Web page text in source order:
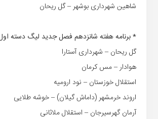
شاهین شهرداری بوشهر – گل ریحان
* برنامه هفته شانزدهم فصل جدید لیگ دسته
گل ریحان – شهرداری آستارا
هوادار – مس کرمان
استقلال خوزستان – نود ارومیه
اروند خرمشهر (داماش گیلان) – خوشه طلایی
آرمان گهرسیرجان – استقلال ملاثانی